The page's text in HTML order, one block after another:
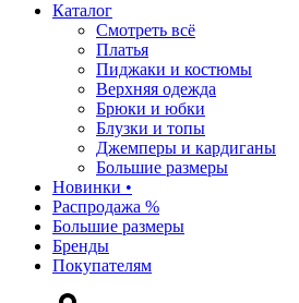
Каталог
Смотреть всё
Платья
Пиджаки и костюмы
Верхняя одежда
Брюки и юбки
Блузки и топы
Джемперы и кардиганы
Большие размеры
Новинки •
Распродажа %
Большие размеры
Бренды
Покупателям